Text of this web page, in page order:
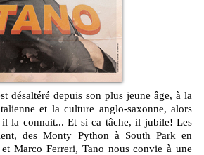
et la culture anglo-saxonne, alors
la connait... Et si ca tâche, il jubile! Les
des Monty Python à South Park en
Marco Ferreri, Tano nous convie à une